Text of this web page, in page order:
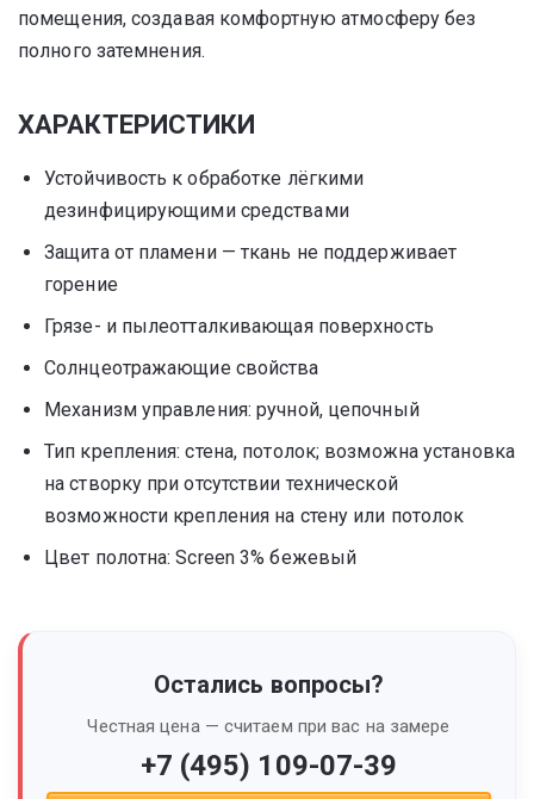
помещения, создавая комфортную атмосферу без
полного затемнения.
ХАРАКТЕРИСТИКИ
Устойчивость к обработке лёгкими
дезинфицирующими средствами
Защита от пламени — ткань не поддерживает
горение
Грязе- и пылеотталкивающая поверхность
Солнцеотражающие свойства
Механизм управления: ручной, цепочный
Тип крепления: стена, потолок; возможна установка
на створку при отсутствии технической
возможности крепления на стену или потолок
Цвет полотна: Screen 3% бежевый
Остались вопросы?
Честная цена — считаем при вас на замере
+7 (495) 109-07-39